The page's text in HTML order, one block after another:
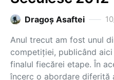
Dragoş Asaftei
Anul trecut am fost unul
competiției, publicând
finalul fiecărei etape. În
încerc o abordare diferită